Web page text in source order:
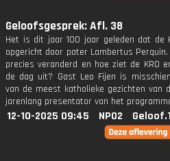
Geloofsgesprek: Afl. 38
Het is dit jaar 100 jaar geleden dat de
opgericht door pater Lambertus
precies veranderd en hoe ziet de KRO
de dag uit? Gast Leo Fijen is
van de meest katholieke gezichten van
jarenlang presentator van het
12-10-2025 09:45 NPO2